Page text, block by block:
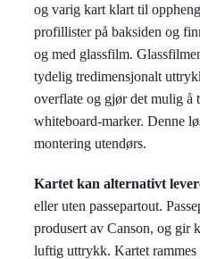
og varig kart klart til
profillister på baksiden og
og med glassfilm.
tydelig tredimensjonalt
overflate og gjør det mulig å
whiteboard-marker. Denne
montering utendørs.
Kartet kan alternativt
eller uten passepartout.
produsert av Canson, og gir
luftig uttrykk. Kartet rammes